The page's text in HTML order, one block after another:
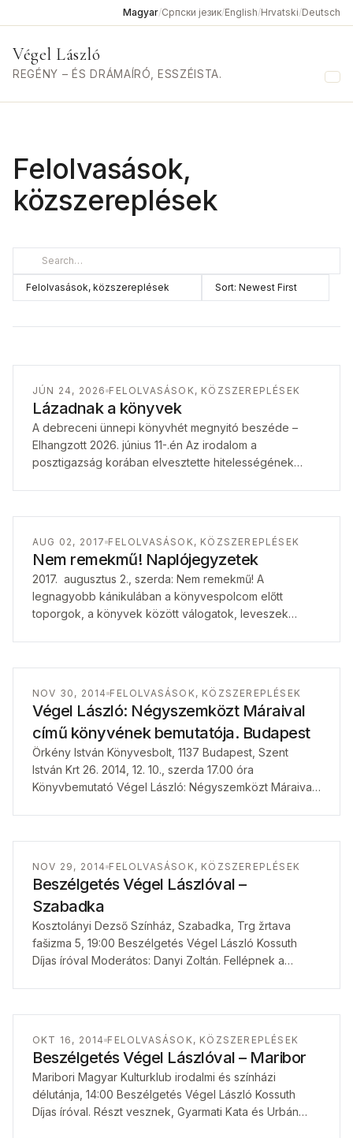
Magyar/Српски језик/English/Hrvatski/Deutsch
Végel László
REGÉNY – ÉS DRÁMAÍRÓ, ESSZÉISTA.
Felolvasások,
közszereplések
JÚN 24, 2026 FELOLVASÁSOK, KÖZSZEREPLÉSEK
Lázadnak a könyvek
A debreceni ünnepi könyvhét megnyitó beszéde –
Elhangzott 2026. június 11-.én Az irodalom a
posztigazság korában elvesztette hitelességének
AUG 02, 2017 FELOLVASÁSOK, KÖZSZEREPLÉSEK
Nem remekmű! Naplójegyzetek
2017. augusztus 2., szerda: Nem remekmű! A
legnagyobb kánikulában a könyvespolcom előtt
toporgok, a könyvek között válogatok, leveszek
NOV 30, 2014 FELOLVASÁSOK, KÖZSZEREPLÉSEK
Végel László: Négyszemközt Máraival
című könyvének bemutatója. Budapest
Örkény István Könyvesbolt, 1137 Budapest, Szent
István Krt 26. 2014, 12. 10., szerda 17.00 óra
Könyvbemutató Végel László: Négyszemközt Máraival
NOV 29, 2014 FELOLVASÁSOK, KÖZSZEREPLÉSEK
Beszélgetés Végel Lászlóval –
Szabadka
Kosztolányi Dezső Színház, Szabadka, Trg žrtava
fašizma 5, 19:00 Beszélgetés Végel László Kossuth
Díjas íróval Moderátos: Danyi Zoltán. Fellépnek a
OKT 16, 2014 FELOLVASÁSOK, KÖZSZEREPLÉSEK
Beszélgetés Végel Lászlóval – Maribor
Maribori Magyar Kulturklub irodalmi és színházi
délutánja, 14:00 Beszélgetés Végel László Kossuth
Díjas íróval. Részt vesznek, Gyarmati Kata és Urbán